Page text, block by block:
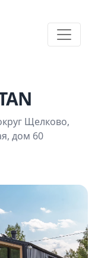
Щелково,
дом 60